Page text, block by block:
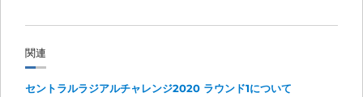
関連
セントラルラジアルチャレンジ2020 ラウンド1について